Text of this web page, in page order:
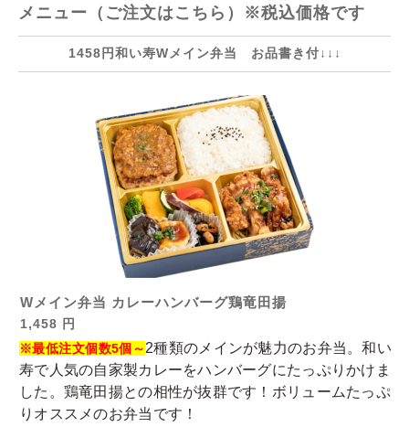
メニュー（ご注文はこちら）※税込価格です
1458円和い寿Wメイン弁当 お品書き付↓↓↓
Wメイン弁当 カレーハンバーグ鶏竜田揚
1,458 円
※最低注文個数5個～2種類のメインが魅力のお弁当。和い
寿で人気の自家製カレーをハンバーグにたっぷりかけま
した。鶏竜田揚との相性が抜群です！ボリュームたっぷ
りオススメのお弁当です！